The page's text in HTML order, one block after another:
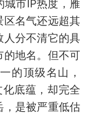
城市IP热度，雁
名气还远超其
人分不清它的具
地名。但不可
的顶级名山，
化底蕴，却完全
，是被严重低估